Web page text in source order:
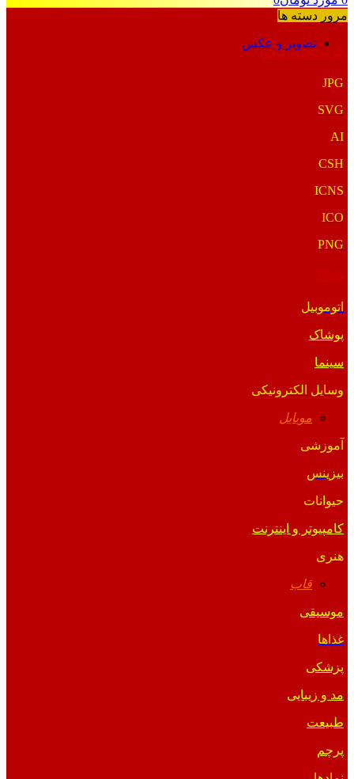
مرور دسته ها
تصویر و عکس
فرمت‌های خاص
JPG
SVG
AI
CSH
ICNS
ICO
PNG
اتوموبیل
پوشاک
سینما
وسایل الکترونیکی
موبایل
آموزشی
بیزینس
حیوانات
کامپیوتر و اینترنت
هنری
قاب
موسیقی
غذاها
پزشکی
مد و زیبایی
طبیعت
پرچم